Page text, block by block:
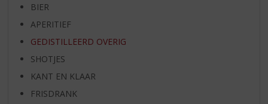
BIER
APERITIEF
GEDISTILLEERD OVERIG
SHOTJES
KANT EN KLAAR
FRISDRANK